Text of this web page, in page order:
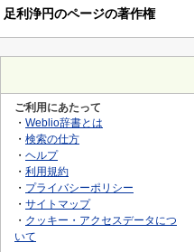
足利浄円のページの著作権
ご利用にあたって
・ Weblio辞書とは
・ 検索の仕方
・ ヘルプ
・ 利用規約
・ プライバシーポリシー
・ サイトマップ
・ クッキー・アクセスデータにつ
いて